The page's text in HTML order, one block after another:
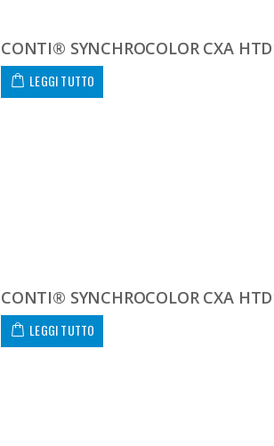
CONTI® SYNCHROCOLOR CXA
LEGGI TUTTO
CONTI® SYNCHROCOLOR CXA
LEGGI TUTTO